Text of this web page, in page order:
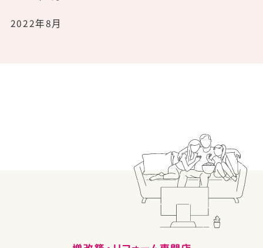
2022年8月